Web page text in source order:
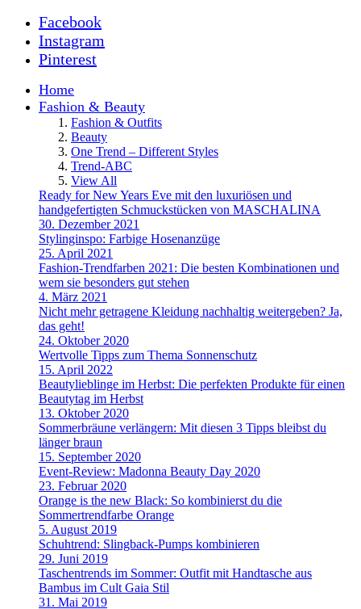
Facebook
Instagram
Pinterest
Home
Fashion & Beauty
Fashion & Outfits
Beauty
One Trend – Different Styles
Trend-ABC
View All
Ready for New Years Eve mit den luxuriösen und
handgefertigten Schmuckstücken von MASCHALINA
30. Dezember 2021
Stylinginspo: Farbige Hosenanzüge
25. April 2021
Fashion-Trendfarben 2021: Die besten Kombinationen und
wem sie besonders gut stehen
4. März 2021
Nicht mehr getragene Kleidung nachhaltig weitergeben? Ja,
das geht!
24. Oktober 2020
Wertvolle Tipps zum Thema Sonnenschutz
15. April 2022
Beautylieblinge im Herbst: Die perfekten Produkte für einen
Beautytag im Herbst
13. Oktober 2020
Sommerbräune verlängern: Mit diesen 3 Tipps bleibst du
länger braun
15. September 2020
Event-Review: Madonna Beauty Day 2020
23. Februar 2020
Orange is the new Black: So kombinierst du die
Sommertrendfarbe Orange
5. August 2019
Schuhtrend: Slingback-Pumps kombinieren
29. Juni 2019
Taschentrends im Sommer: Outfit mit Handtasche aus
Bambus im Cult Gaia Stil
31. Mai 2019